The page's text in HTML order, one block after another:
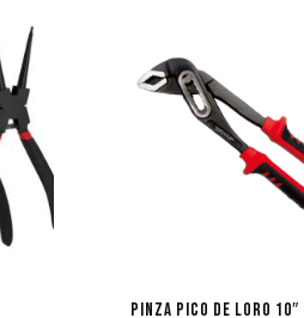
PINZA PICO DE LORO 10″